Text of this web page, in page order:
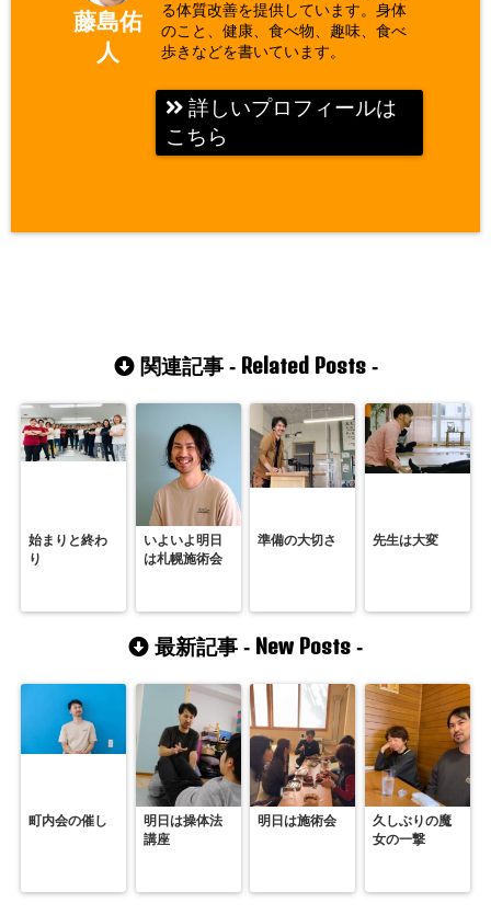
藤島佑
人
る体質改善を提供しています。身体
のこと、健康、食べ物、趣味、食べ
歩きなどを書いています。
詳しいプロフィールは
こちら
関連記事 - Related Posts-
始まりと終わ
り
いよいよ明日
は札幌施術会
準備の大切さ 先生は大変
最新記事 - New Posts -
町内会の催し
明日は操体法
講座
明日は施術会
久しぶりの魔
女の一撃